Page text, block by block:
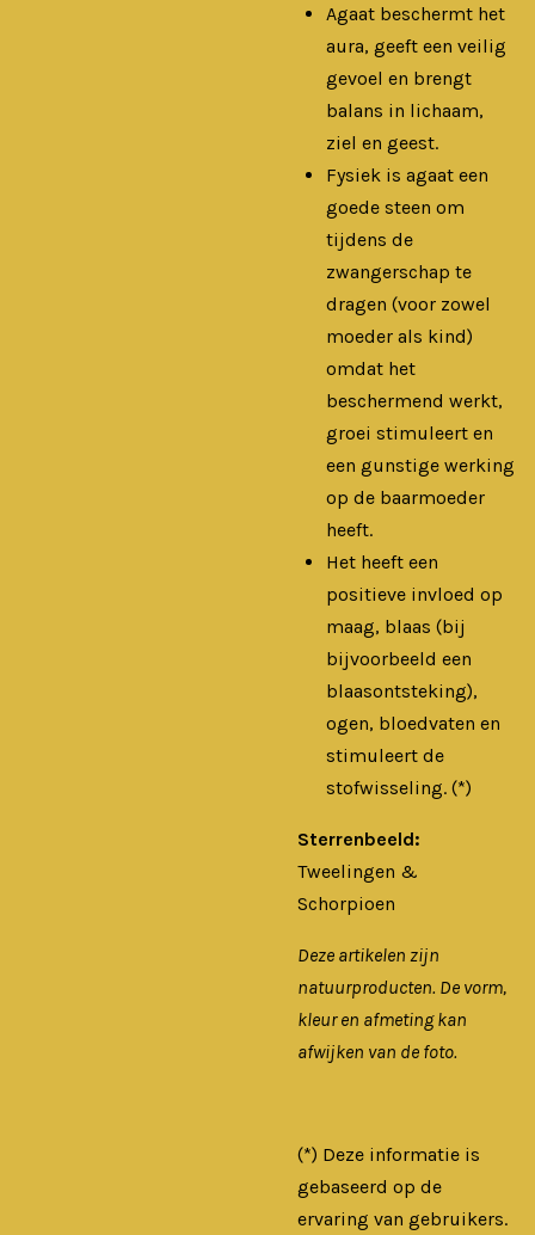
Agaat beschermt het
aura, geeft een veilig
gevoel en brengt
balans in lichaam,
ziel en geest.
Fysiek is agaat een
goede steen om
tijdens de
zwangerschap te
dragen (voor zowel
moeder als kind)
omdat het
beschermend werkt,
groei stimuleert en
een gunstige werking
op de baarmoeder
heeft.
Het heeft een
positieve invloed op
maag, blaas (bij
bijvoorbeeld een
blaasontsteking),
ogen, bloedvaten en
stimuleert de
stofwisseling. (*)
Sterrenbeeld:
Tweelingen &
Schorpioen
Deze artikelen zijn
natuurproducten. De vorm,
kleur en afmeting kan
afwijken van de foto.
(*) Deze informatie is
gebaseerd op de
ervaring van gebruikers.